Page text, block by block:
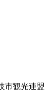
市観光連盟